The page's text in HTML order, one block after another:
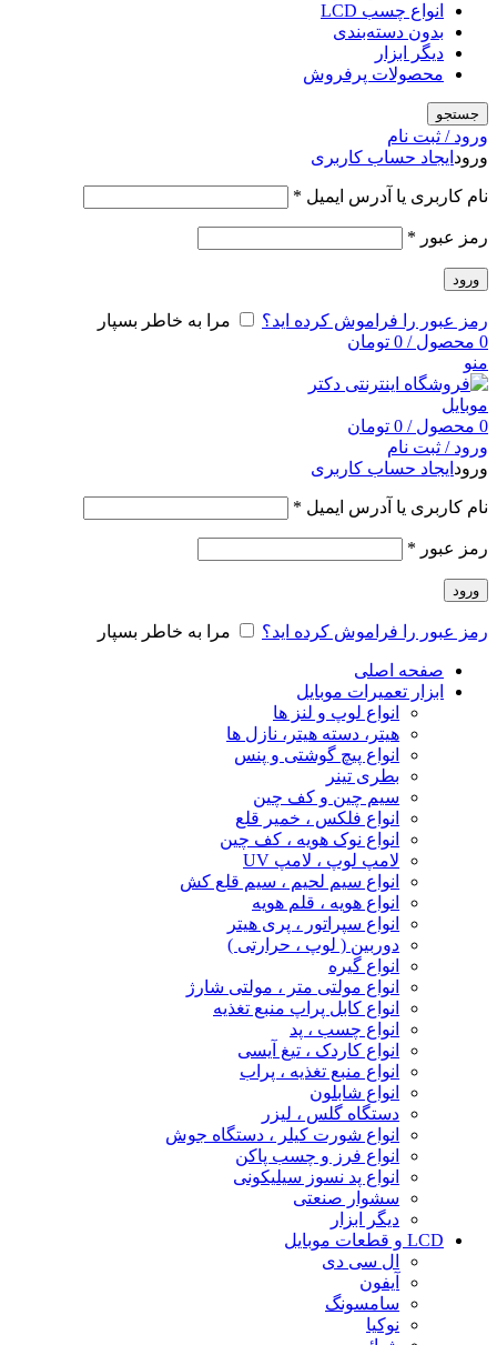
انواع چسب LCD
بدون دسته‌بندی
دیگر ابزار
محصولات پرفروش
جستجو
ورود / ثبت نام
ورود ایجاد حساب کاربری
نام کاربری یا آدرس ایمیل *
رمز عبور *
ورود
رمز عبور را فراموش کرده اید؟
مرا به خاطر بسپار
0 محصول /
0 تومان
منو
0 محصول /
0 تومان
ورود / ثبت نام
ورود ایجاد حساب کاربری
نام کاربری یا آدرس ایمیل *
رمز عبور *
ورود
رمز عبور را فراموش کرده اید؟ مرا به خاطر بسپار
صفحه اصلی
ابزار تعمیرات موبایل
انواع لوپ و لنز ها
هیتر، دسته هیتر، نازل ها
انواع پیچ‌ گوشتی و پنس
بطری تینر
سیم چین و کف چین
انواع فلکس ، خمیر قلع
انواع نوک هویه ، کف چین
لامپ لوپ ، لامپ UV
انواع سیم لحیم ، سیم قلع کش
انواع هویه ، قلم هویه
انواع سپراتور ، پری هیتر
دوربین ( لوپ ، حرارتی )
انواع گیره
انواع مولتی متر ، مولتی شارژ
انواع کابل پراپ منبع تغذیه
انواع چسب ، پد
انواع کاردک ، تیغ آیسی
انواع منبع تغذیه ، پراب
انواع شابلون
دستگاه گلس ، لیزر
انواع شورت کیلر ، دستگاه جوش
انواع فرز و چسب پاکن
انواع پد نسوز سیلیکونی
سشوار صنعتی
دیگر ابزار
LCD و قطعات موبایل
ال سی دی
آیفون
سامسونگ
نوکیا